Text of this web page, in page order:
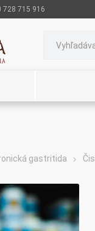
728 715 916
gastritida